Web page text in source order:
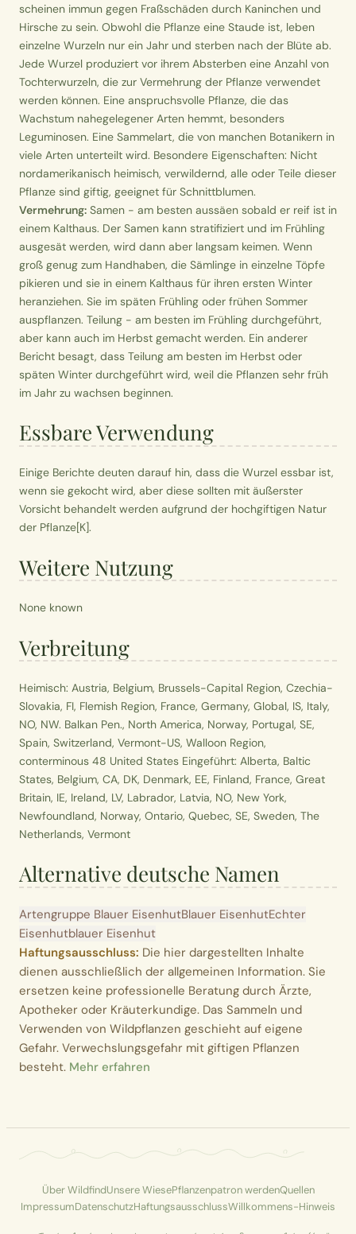
scheinen immun gegen Fraßschäden durch Kaninchen und
Hirsche zu sein. Obwohl die Pflanze eine Staude ist, leben
einzelne Wurzeln nur ein Jahr und sterben nach der Blüte ab.
Jede Wurzel produziert vor ihrem Absterben eine Anzahl von
Tochterwurzeln, die zur Vermehrung der Pflanze verwendet
werden können. Eine anspruchsvolle Pflanze, die das
Wachstum nahegelegener Arten hemmt, besonders
Leguminosen. Eine Sammelart, die von manchen Botanikern in
viele Arten unterteilt wird. Besondere Eigenschaften: Nicht
nordamerikanisch heimisch, verwildernd, alle oder Teile dieser
Pflanze sind giftig, geeignet für Schnittblumen.
Vermehrung: Samen - am besten aussäen sobald er reif ist in
einem Kalthaus. Der Samen kann stratifiziert und im Frühling
ausgesät werden, wird dann aber langsam keimen. Wenn
groß genug zum Handhaben, die Sämlinge in einzelne Töpfe
pikieren und sie in einem Kalthaus für ihren ersten Winter
heranziehen. Sie im späten Frühling oder frühen Sommer
auspflanzen. Teilung - am besten im Frühling durchgeführt,
aber kann auch im Herbst gemacht werden. Ein anderer
Bericht besagt, dass Teilung am besten im Herbst oder
späten Winter durchgeführt wird, weil die Pflanzen sehr früh
im Jahr zu wachsen beginnen.
Essbare Verwendung
Einige Berichte deuten darauf hin, dass die Wurzel essbar ist,
wenn sie gekocht wird, aber diese sollten mit äußerster
Vorsicht behandelt werden aufgrund der hochgiftigen Natur
der Pflanze[K].
Weitere Nutzung
None known
Verbreitung
Heimisch: Austria, Belgium, Brussels-Capital Region, Czechia-
Slovakia, FI, Flemish Region, France, Germany, Global, IS, Italy,
NO, NW. Balkan Pen., North America, Norway, Portugal, SE,
Spain, Switzerland, Vermont-US, Walloon Region,
conterminous 48 United States Eingeführt: Alberta, Baltic
States, Belgium, CA, DK, Denmark, EE, Finland, France, Great
Britain, IE, Ireland, LV, Labrador, Latvia, NO, New York,
Newfoundland, Norway, Ontario, Quebec, SE, Sweden, The
Netherlands, Vermont
Alternative deutsche Namen
Artengruppe Blauer EisenhutBlauer EisenhutEchter
Eisenhutblauer Eisenhut
Haftungsausschluss: Die hier dargestellten Inhalte
dienen ausschließlich der allgemeinen Information. Sie
ersetzen keine professionelle Beratung durch Ärzte,
Apotheker oder Kräuterkundige. Das Sammeln und
Verwenden von Wildpflanzen geschieht auf eigene
Gefahr. Verwechslungsgefahr mit giftigen Pflanzen
besteht. Mehr erfahren
Über WildfindUnsere WiesePflanzenpatron werdenQuellen
ImpressumDatenschutzHaftungsausschlussWillkommens-Hinweis